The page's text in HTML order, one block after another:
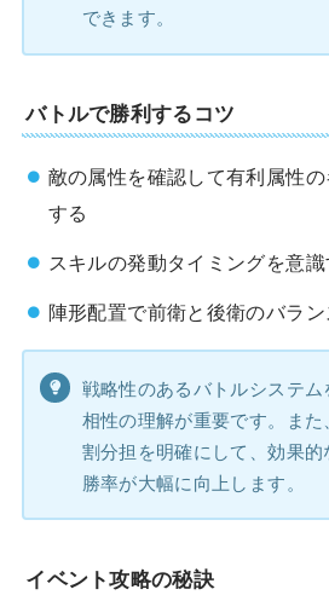
できます。
バトルで勝利するコツ
敵の属性を確認して有利属性
する
スキルの発動タイミングを意識
陣形配置で前衛と後衛のバラ
戦略性のあるバトルシステ
相性の理解が重要です。ま
割分担を明確にして、効果
勝率が大幅に向上します。
イベント攻略の秘訣